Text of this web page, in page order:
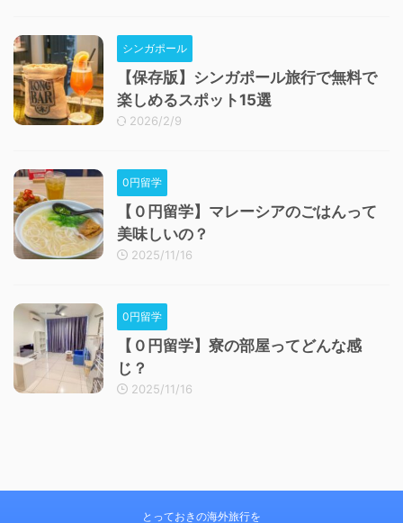
シンガポール
【保存版】シンガポール旅行で無料で
楽しめるスポット15選
2026/2/9
0円留学
【０円留学】マレーシアのごはんって
美味しいの？
2025/11/16
0円留学
【０円留学】寮の部屋ってどんな感
じ？
2025/11/16
とっておきの海外旅行を